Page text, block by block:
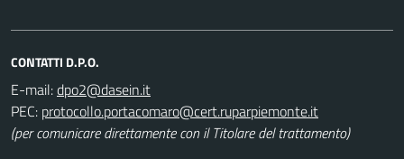
CONTATTI D.P.O.
E-mail:
PEC:
(per comunicare direttamente con il Titolare del trattamento)